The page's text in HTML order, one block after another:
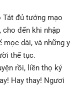
Tát đủ tướng mạo
cho đến khi nhập
mọc dài, và những y
thế tục.
rồi, liền thọ ký
Hay thay! Ngươi